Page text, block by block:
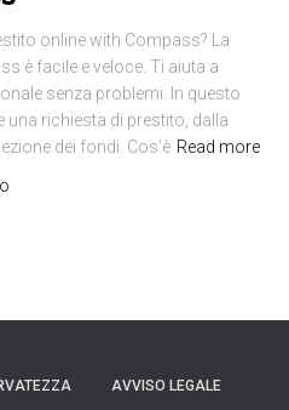
online with Compass? La
è facile e veloce. Ti aiuta a
senza problemi. In questo
richiesta di prestito, dalla
dei fondi. Cos’è Read more
AVVISO LEGALE